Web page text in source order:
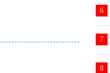
6
7
8